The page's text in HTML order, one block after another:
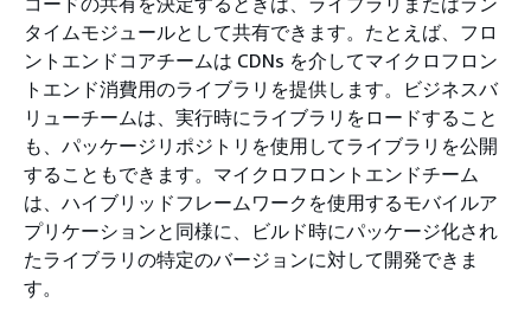
タイムモジュールとして共有できます。たとえば、フロ
ントエンドコアチームは CDNs を介してマイクロフロン
トエンド消費用のライブラリを提供します。ビジネスバ
リューチームは、実行時にライブラリをロードすること
も、パッケージリポジトリを使用してライブラリを公開
することもできます。マイクロフロントエンドチーム
は、ハイブリッドフレームワークを使用するモバイルア
プリケーションと同様に、ビルド時にパッケージ化され
たライブラリの特定のバージョンに対して開発できま
す。